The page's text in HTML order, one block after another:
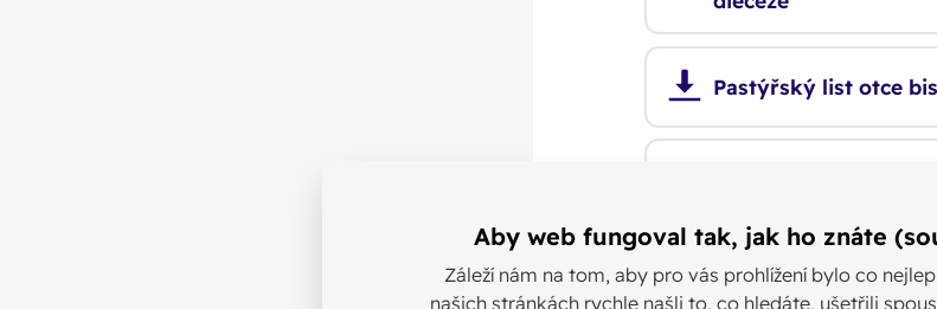
Pastýřský list otce
Pastýřský list otce
setkání rodin 2012
Aby web fungoval tak, jak ho znáte
Záleží nám na tom, aby pro vás prohlížení bylo co
našich stránkách rychle našli to, co hledáte, ušetřili